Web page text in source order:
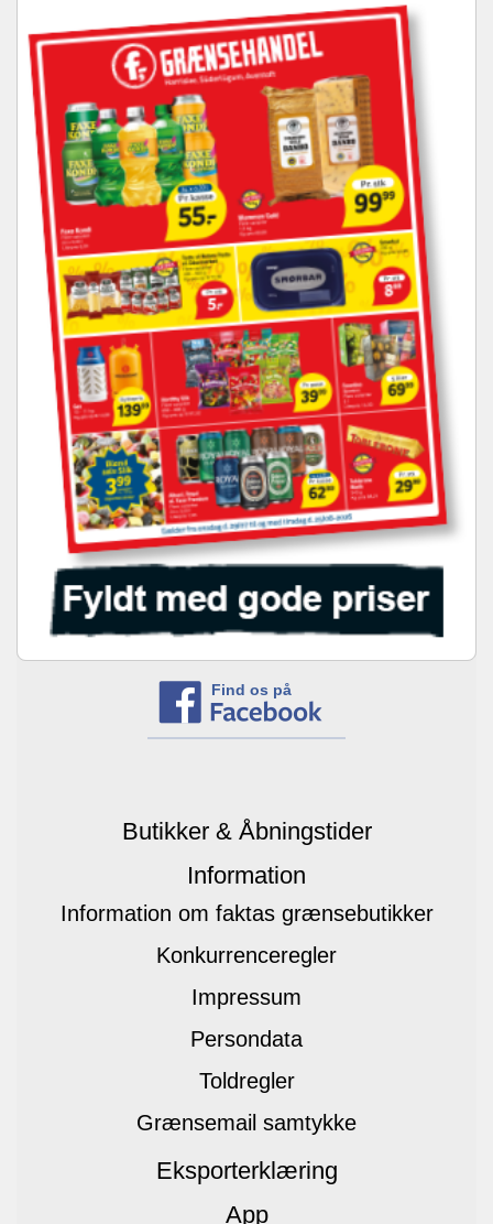
Find os på
Butikker & Åbningstider
Information
Information om faktas grænsebutikker
Konkurrenceregler
Impressum
Persondata
Toldregler
Grænsemail samtykke
Eksporterklæring
App